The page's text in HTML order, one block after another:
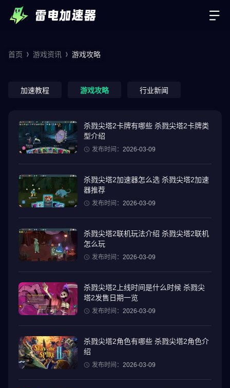
首页 游戏资讯 游戏攻略
加速教程 游戏攻略 行业新闻
杀戮尖塔2卡牌有哪些 杀戮尖塔2卡牌类
型介绍
发布时间： 2026-03-09
杀戮尖塔2加速器怎么选 杀戮尖塔2加速
器推荐
发布时间： 2026-03-09
杀戮尖塔2联机玩法介绍 杀戮尖塔2联机
怎么玩
发布时间： 2026-03-09
杀戮尖塔2上线时间是什么时候 杀戮尖
塔2发售日期一览
发布时间： 2026-03-09
杀戮尖塔2角色有哪些 杀戮尖塔2角色介
绍
发布时间： 2026-03-09